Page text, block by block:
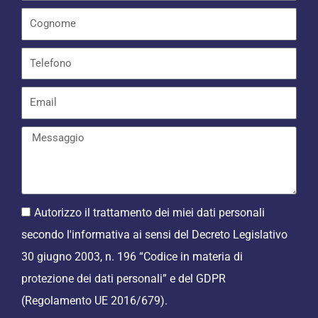
f
Autorizzo il trattamento dei miei dati personali
secondo l'informativa ai sensi del Decreto Legislativo
30 giugno 2003, n. 196 “Codice in materia di
protezione dei dati personali” e del GDPR
(Regolamento UE 2016/679).